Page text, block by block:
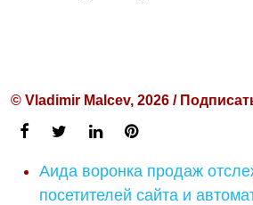
© Vladimir Malcev, 2026 /
Аида воронка продаж
посетителей сайта и